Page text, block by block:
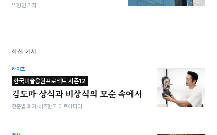
박형민 기자
최신 기사
라이프
한국미술응원프로젝트 시즌12
김도마-상식과 비상식의 모순 속에서
전준엽 화가·비즈한국 아트에디터